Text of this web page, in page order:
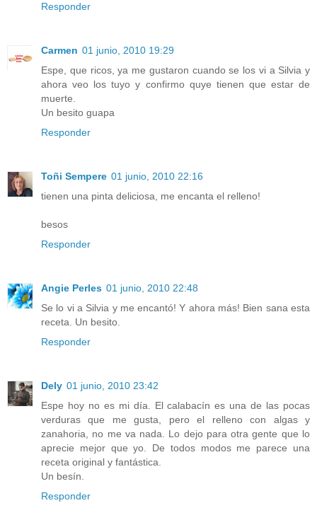
Responder
Carmen 01 junio, 2010 19:29
Espe, que ricos, ya me gustaron cuando se los vi a Silvia y
ahora veo los tuyo y confirmo quye tienen que estar de
muerte.
Un besito guapa
Responder
Toñi Sempere 01 junio, 2010 22:16
tienen una pinta deliciosa, me encanta el relleno!
besos
Responder
Angie Perles 01 junio, 2010 22:48
Se lo vi a Silvia y me encantó! Y ahora más! Bien sana esta
receta. Un besito.
Responder
Dely 01 junio, 2010 23:42
Espe hoy no es mi día. El calabacín es una de las pocas
verduras que me gusta, pero el relleno con algas y
zanahoria, no me va nada. Lo dejo para otra gente que lo
aprecie mejor que yo. De todos modos me parece una
receta original y fantástica.
Un besín.
Responder